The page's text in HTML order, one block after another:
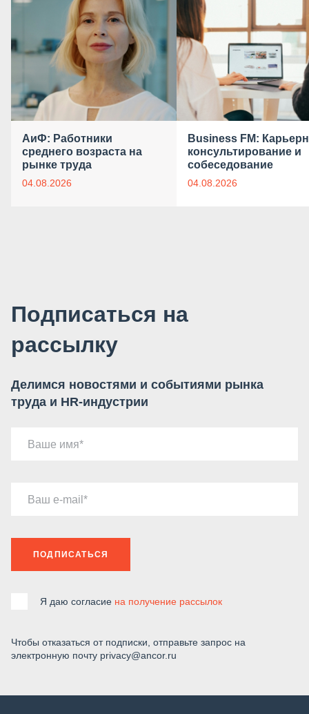
АиФ: Работники
среднего возраста на
рынке труда
04.08.2026
Business FM:
консультирование и
собеседование
04.08.2026
Подписаться на
рассылку
Делимся новостями и событиями рынка
труда и HR-индустрии
Ваше имя
Ваш e-mail
ПОДПИСАТЬСЯ
Я даю согласие на получение рассылок
Чтобы отказаться от подписки, отправьте запрос на
электронную почту privacy@ancor.ru